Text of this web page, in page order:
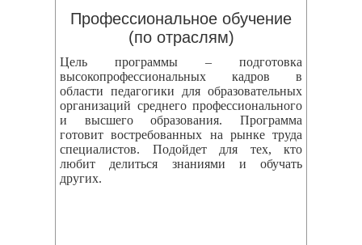
Профессиональное обучение
(по отраслям)
Цель программы – подготовка
высокопрофессиональных кадров в
области педагогики для образовательных
организаций среднего профессионального
и высшего образования. Программа
готовит востребованных на рынке труда
специалистов. Подойдет для тех, кто
любит делиться знаниями и обучать
других.